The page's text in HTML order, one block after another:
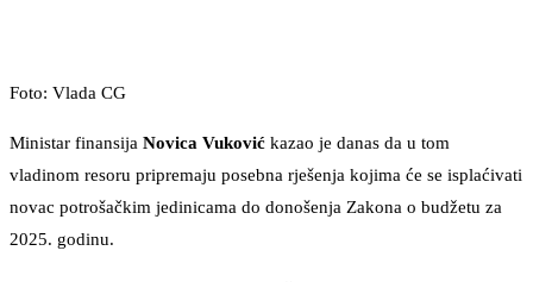
Foto: Vlada CG
Ministar finansija Novica Vuković kazao je danas da u tom
vladinom resoru pripremaju posebna rješenja kojima će se isplaćivati
novac potrošačkim jedinicama do donošenja Zakona o budžetu za
2025. godinu.